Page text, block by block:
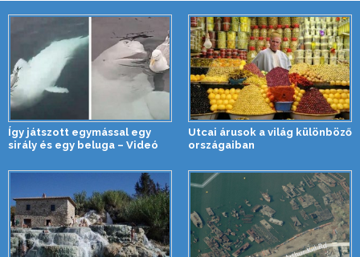
Így játszott egymással egy
sirály és egy beluga – Videó
Utcai árusok a világ különböző
országaiban